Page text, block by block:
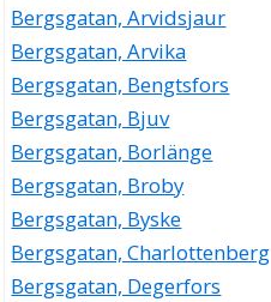
Bergsgatan, Arvidsjaur
Bergsgatan, Arvika
Bergsgatan, Bengtsfors
Bergsgatan, Bjuv
Bergsgatan, Borlänge
Bergsgatan, Broby
Bergsgatan, Byske
Bergsgatan, Charlottenberg
Bergsgatan, Degerfors